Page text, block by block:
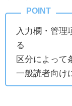
入力欄・管理
る
区分によって
一般読者向け